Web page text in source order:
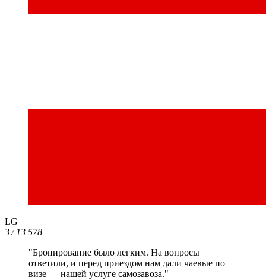
LG
3/13 578
"Бронирование было легким. На вопросы
ответили, и перед приездом нам дали чаевые по
визе — нашей услуге самозавоза."